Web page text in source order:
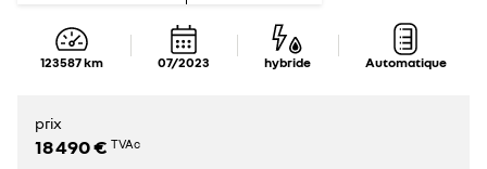
123 587km 07/2023 hybride Automatique
prix
18 490 € TVAc